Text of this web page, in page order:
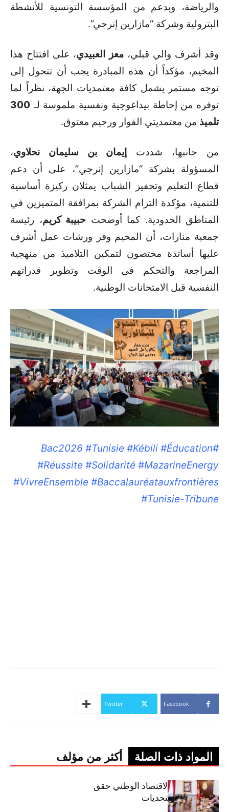
والرياضة، وبدعم من المؤسسة التونسية للأنشطة
البترولية وشركة “مازارين إنرجي”.
وقد أشرف والي قبلي،معز العبيدي، على افتتاح هذا
المخيم، مؤكداً أن هذه المبادرة يجب أن تتحول إلى
توجه مستمر يشمل كافة معتمديات الجهة، نظراً لما
توفره من إحاطة بيداغوجية ونفسية ملموسة لـ 300
تلميذ من معتمديتي الفوار ورجيم معتوق.
من جانبها، شددت إيمان بن سليمان نحلاوي،
المسؤولة بشركة “مازارين إنرجي”، على أن دعم
قطاع التعليم وتحفيز الشباب يمثلان ركيزة أساسية
للتنمية، مؤكدة التزام الشركة بمرافقة المتميزين في
المناطق الحدودية. كما أوضحت حبيبة كريم، رئيسة
جمعية منارات، أن المخيم وفر ورشات عمل أشرف
عليها أساتذة مختصون لتمكين التلاميذ من منهجية
المراجعة والتحكم في الوقت وتطوير قدراتهم
النفسية قبل الامتحانات الوطنية.
#Bac2026 #Tunisie #Kébili #Éducation
#Réussite #Solidarité #MazarineEnergy
#VivreEnsemble #Baccalauréatauxfrontières
#Tunisie-Tribune
Facebook
Twitter
المواد ذات الصلة أكثر من مؤلف
وزيرة المالية: الاقتصاد الوطني حقق
مكاسب رغم التحديات